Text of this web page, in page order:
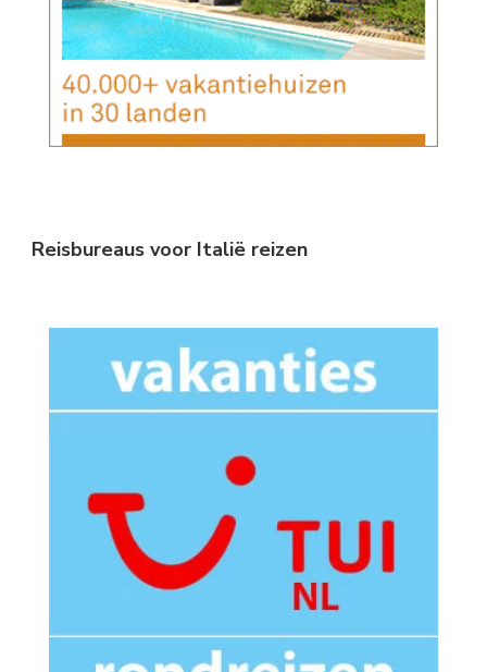
Reisbureaus voor Italië reizen